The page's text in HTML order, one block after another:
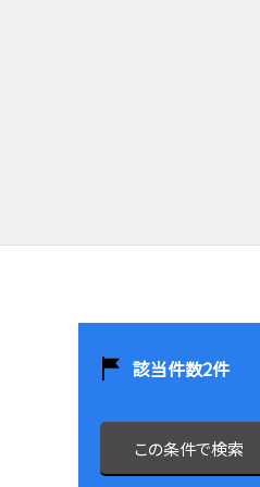
該当件数2件
この条件で検索
会社概要 採用情報